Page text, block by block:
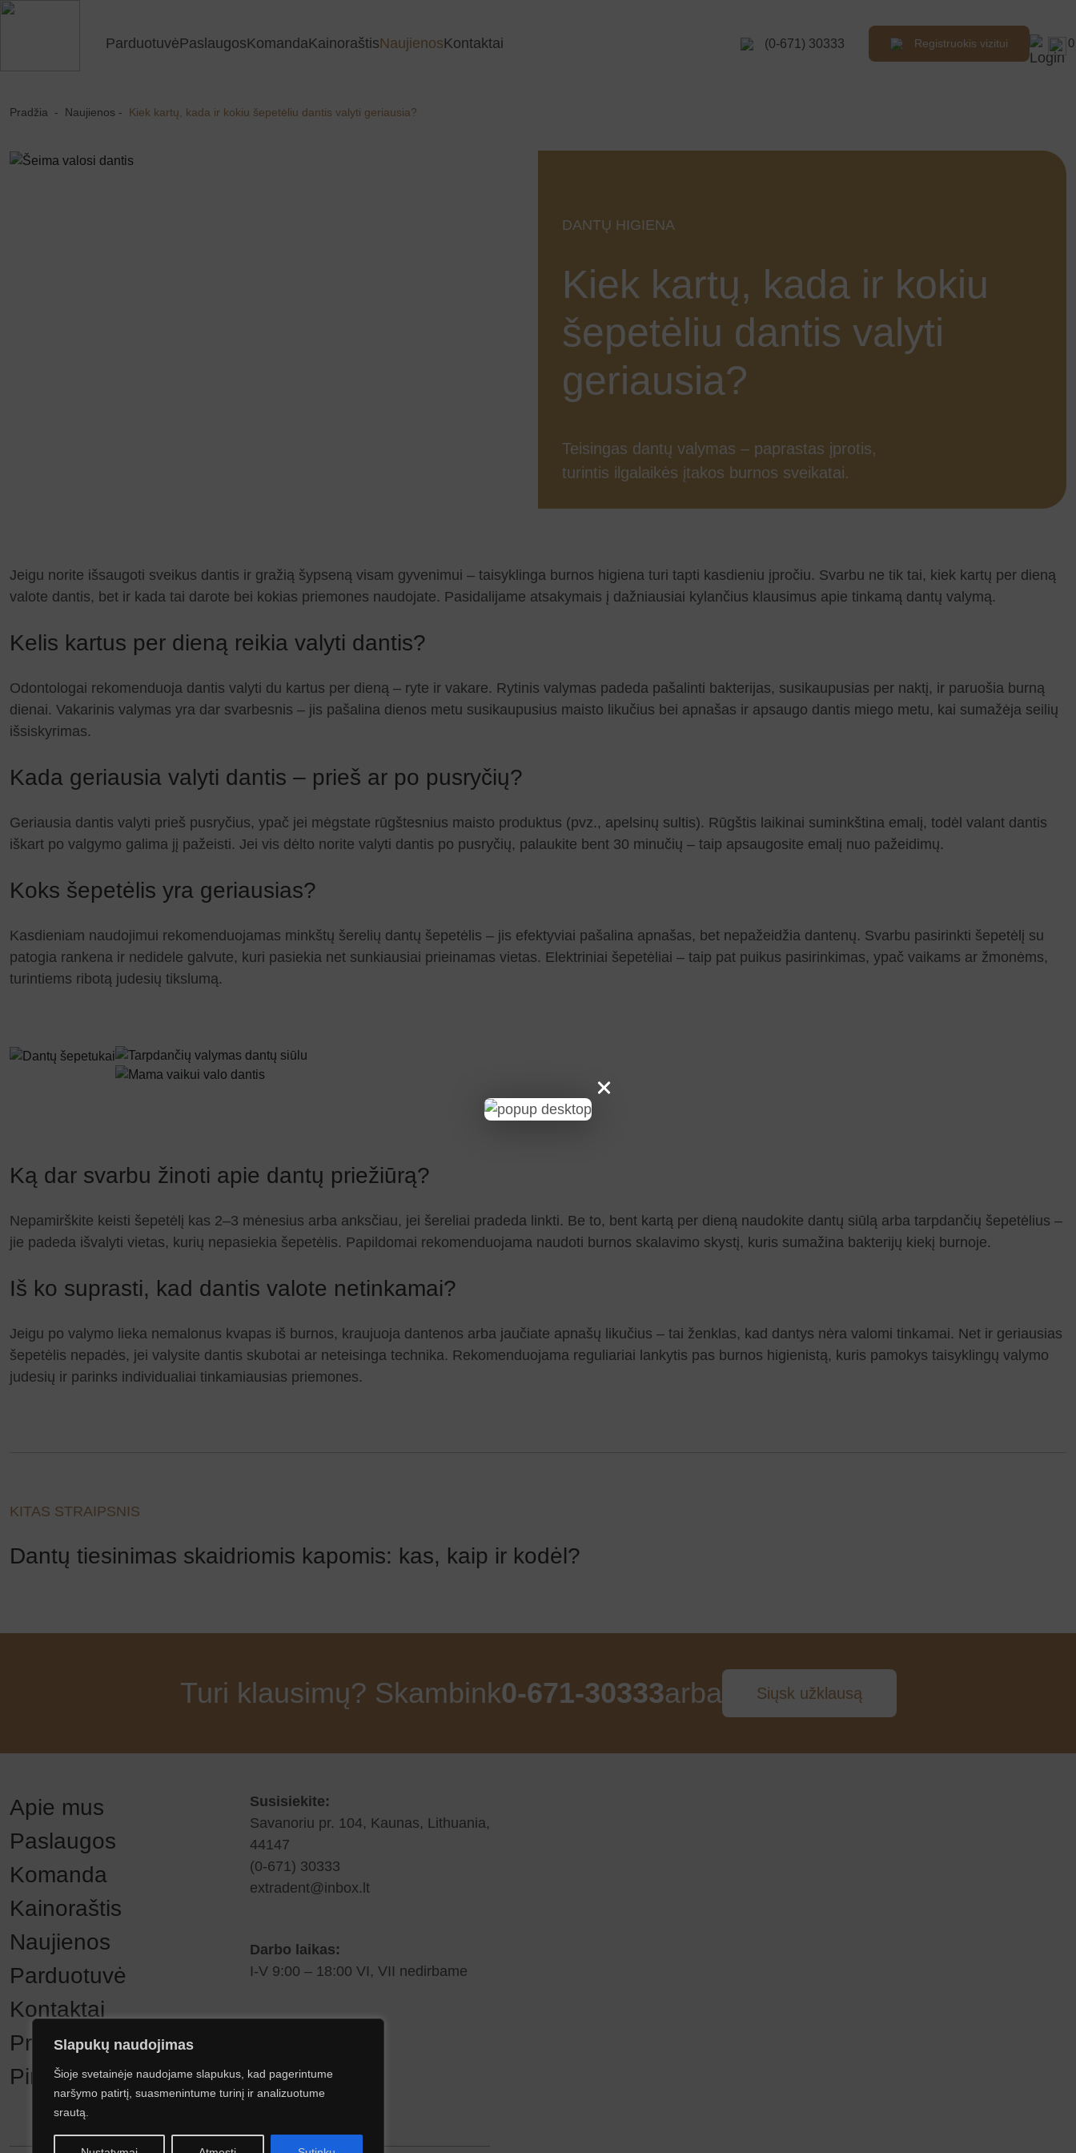
Slapukų naudojimas
Šioje svetainėje naudojame slapukus, kad pagerintume
naršymo patirtį, suasmenintume turinį ir analizuotume
srautą.
ParduotuvėPaslaugosKomandaKainoraštisNaujienosKontaktai (0-671) 30333 Registruokis vizitui 0
Pradžia - Naujienos - Kiek kartų, kada ir kokiu šepetėliu dantis valyti geriausia?
DANTŲ HIGIENA
Kiek kartų, kada ir kokiu
šepetėliu dantis valyti
geriausia?
Teisingas dantų valymas – paprastas įprotis,
turintis ilgalaikės įtakos burnos sveikatai.
Jeigu norite išsaugoti sveikus dantis ir gražią šypseną visam gyvenimui – taisyklinga burnos higiena turi tapti kasdieniu įpročiu. Svarbu ne tik tai, kiek kartų per dieną
valote dantis, bet ir kada tai darote bei kokias priemones naudojate. Pasidalijame atsakymais į dažniausiai kylančius klausimus apie tinkamą dantų valymą.
Kelis kartus per dieną reikia valyti dantis?
Odontologai rekomenduoja dantis valyti du kartus per dieną – ryte ir vakare. Rytinis valymas padeda pašalinti bakterijas, susikaupusias per naktį, ir paruošia burną
dienai. Vakarinis valymas yra dar svarbesnis – jis pašalina dienos metu susikaupusius maisto likučius bei apnašas ir apsaugo dantis miego metu, kai sumažėja seilių
išsiskyrimas.
Kada geriausia valyti dantis – prieš ar po pusryčių?
Geriausia dantis valyti prieš pusryčius, ypač jei mėgstate rūgštesnius maisto produktus (pvz., apelsinų sultis). Rūgštis laikinai suminkština emalį, todėl valant dantis
iškart po valgymo galima jį pažeisti. Jei vis dėlto norite valyti dantis po pusryčių, palaukite bent 30 minučių – taip apsaugosite emalį nuo pažeidimų.
Koks šepetėlis yra geriausias?
Kasdieniam naudojimui rekomenduojamas minkštų šerelių dantų šepetėlis – jis efektyviai pašalina apnašas, bet nepažeidžia dantenų. Svarbu pasirinkti šepetėlį su
patogia rankena ir nedidele galvute, kuri pasiekia net sunkiausiai prieinamas vietas. Elektriniai šepetėliai – taip pat puikus pasirinkimas, ypač vaikams ar žmonėms,
turintiems ribotą judesių tikslumą.
Ką dar svarbu žinoti apie dantų priežiūrą?
Nepamirškite keisti šepetėlį kas 2–3 mėnesius arba anksčiau, jei šereliai pradeda linkti. Be to, bent kartą per dieną naudokite dantų siūlą arba tarpdančių šepetėlius –
jie padeda išvalyti vietas, kurių nepasiekia šepetėlis. Papildomai rekomenduojama naudoti burnos skalavimo skystį, kuris sumažina bakterijų kiekį burnoje.
Iš ko suprasti, kad dantis valote netinkamai?
Jeigu po valymo lieka nemalonus kvapas iš burnos, kraujuoja dantenos arba jaučiate apnašų likučius – tai ženklas, kad dantys nėra valomi tinkamai. Net ir geriausias
šepetėlis nepadės, jei valysite dantis skubotai ar neteisinga technika. Rekomenduojama reguliariai lankytis pas burnos higienistą, kuris pamokys taisyklingų valymo
judesių ir parinks individualiai tinkamiausias priemones.
KITAS STRAIPSNIS
Dantų tiesinimas skaidriomis kapomis: kas, kaip ir kodėl?
Turi klausimų? Skambink0-671-30333arba Siųsk užklausą
Apie mus
Paslaugos
Komanda
Kainoraštis
Naujienos
Parduotuvė
Kontaktai
Privatumo politika
Pirkimo taisyklės
Susisiekite:
Savanoriu pr. 104, Kaunas, Lithuania,
44147
(0-671) 30333
extradent@inbox.lt
Darbo laikas:
I-V 9:00 – 18:00 VI, VII nedirbame